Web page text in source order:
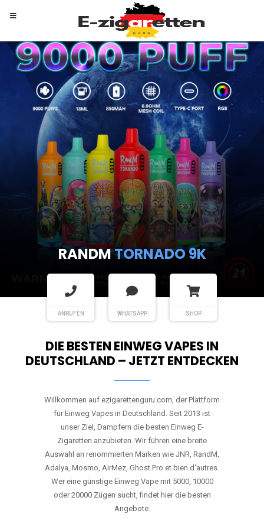
RANDMTORNADO 9K
ANRUFEN WHATSAPP SHOP
DIE BESTEN EINWEG VAPES IN
DEUTSCHLAND – JETZT ENTDECKEN
Willkommen auf ezigarettenguru.com, der Plattform
für Einweg Vapes in Deutschland. Seit 2013 ist
unser Ziel, Dampfern die besten Einweg E-
Zigaretten anzubieten. Wir führen eine breite
Auswahl an renommierten Marken wie JNR, RandM,
Adalya, Mosmo, AirMez, Ghost Pro et bien d'autres.
Wer eine günstige Einweg Vape mit 5000, 10000
oder 20000 Zügen sucht, findet hier die besten
Angebote.